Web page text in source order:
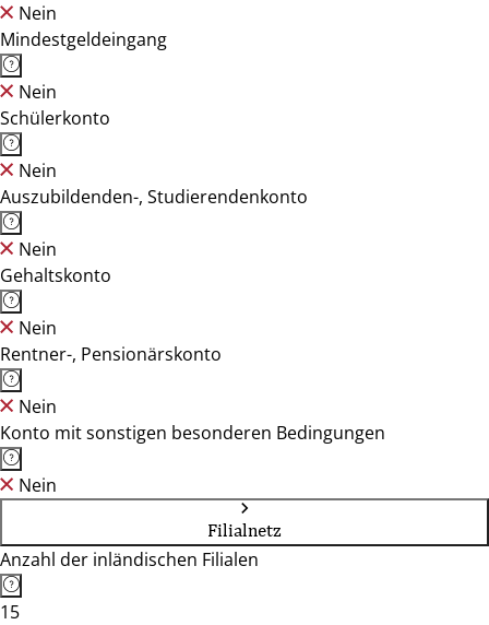
Nein
Mindestgeldeingang
Nein
Schülerkonto
Nein
Auszubildenden-, Studierendenkonto
Nein
Gehaltskonto
Nein
Rentner-, Pensionärskonto
Nein
Konto mit sonstigen besonderen Bedingungen
Nein
Filialnetz
Anzahl der inländischen Filialen
15